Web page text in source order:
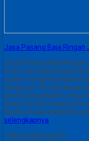
Jasa Pasang Baja Ringan
Jasa Pasang Baja
kami
sudah mengenal baja
bangunan. Pengetahuan
penting bagi kalian yang
Selain itu hal ini juga
Karena masyarakatlah
selengkapnya
*Harga Hubungi CS